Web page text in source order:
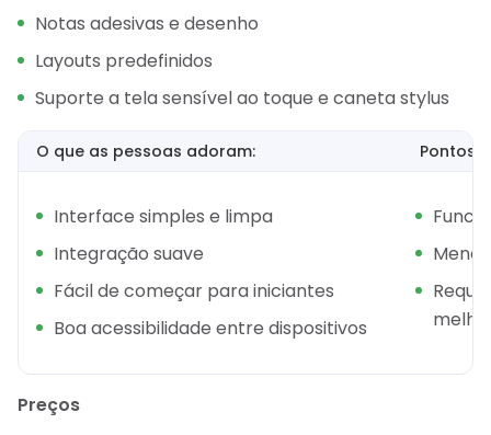
Notas adesivas e desenho
Layouts predefinidos
Suporte a tela sensível ao toque e caneta stylus
O que as pessoas adoram: Pontos
Interface simples e limpa
Integração suave
Fácil de começar para iniciantes
Boa acessibilidade entre dispositivos
Preços